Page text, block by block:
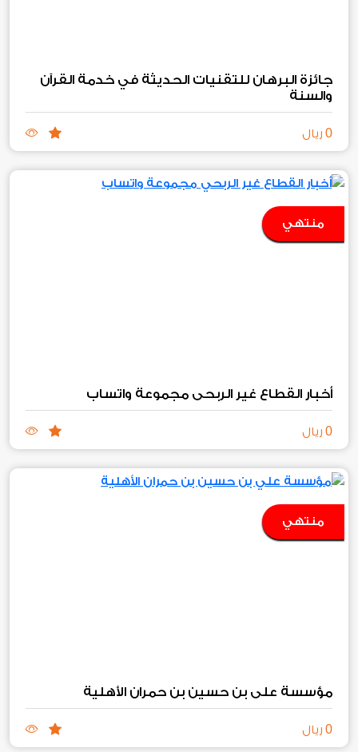
جائزة البرهان للتقنيات الحديثة في خدمة القرآن
والسنة
0 ريال
منتهي
أخبار القطاع غير الربحي مجموعة واتساب
0 ريال
منتهي
مؤسسة علي بن حسين بن حمران الأهلية
0 ريال